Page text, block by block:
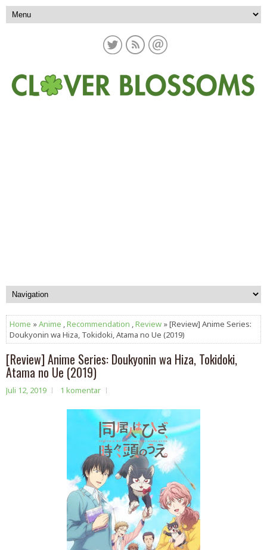
Home »Anime ,Recommendation ,Review » [Review] Anime Series:
Doukyonin wa Hiza, Tokidoki, Atama no Ue (2019)
[Review] Anime Series: Doukyonin wa Hiza, Tokidoki,
Atama no Ue (2019)
Juli 12, 2019 1 komentar